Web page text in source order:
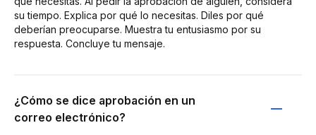
su tiempo. Explica por qué lo necesitas. Diles por qué
deberían preocuparse. Muestra tu entusiasmo por su
respuesta. Concluye tu mensaje.
¿Cómo se dice aprobación en un
correo electrónico?